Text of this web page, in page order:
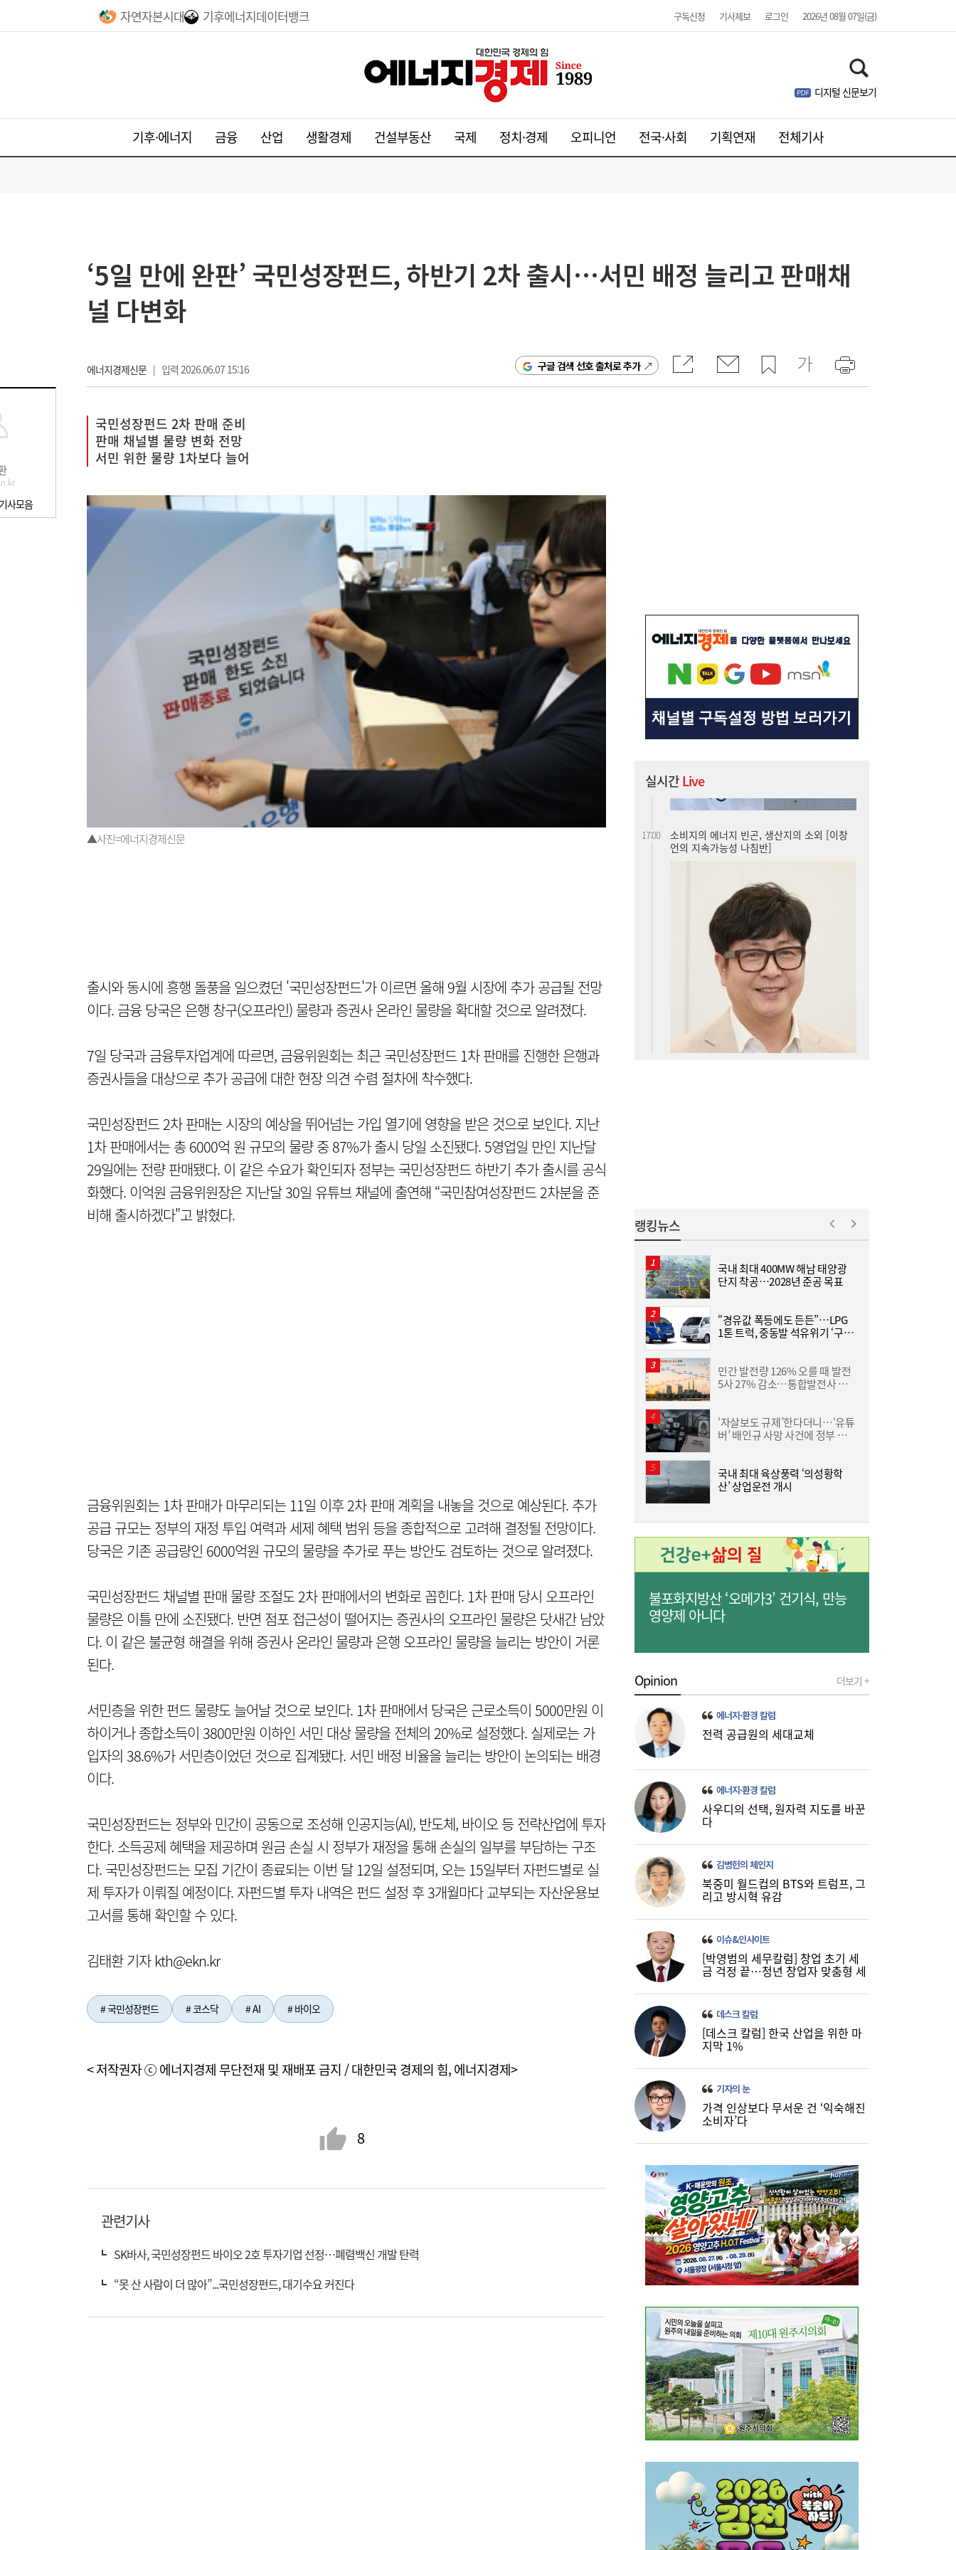
자연자본시대 기후에너지데이터뱅크 구독신청 기사제보 로그인 2026년 08월 07일(금)
디지털 신문보기
기후·에너지 금융 산업 생활경제 건설부동산 국제 정치·경제 오피니언 전국·사회 기획연재 전체기사
사모음
‘5일 만에 완판’ 국민성장펀드, 하반기 2차 출시…서민 배정 늘리고 판매채
널 다변화
에너지경제신문| 입력 2026.06.07 15:16 구글 검색 선호 출처로 추가
국민성장펀드 2차 판매 준비
판매 채널별 물량 변화 전망
서민 위한 물량 1차보다 늘어
▲사진=에너지경제신문
출시와 동시에 흥행 돌풍을 일으켰던 '국민성장펀드'가 이르면 올해 9월 시장에 추가 공급될 전망
이다. 금융 당국은 은행 창구(오프라인) 물량과 증권사 온라인 물량을 확대할 것으로 알려졌다.
7일 당국과 금융투자업계에 따르면, 금융위원회는 최근 국민성장펀드 1차 판매를 진행한 은행과
증권사들을 대상으로 추가 공급에 대한 현장 의견 수렴 절차에 착수했다.
국민성장펀드 2차 판매는 시장의 예상을 뛰어넘는 가입 열기에 영향을 받은 것으로 보인다. 지난
1차 판매에서는 총 6000억 원 규모의 물량 중 87%가 출시 당일 소진됐다. 5영업일 만인 지난달
29일에는 전량 판매됐다. 이 같은 수요가 확인되자 정부는 국민성장펀드 하반기 추가 출시를 공식
화했다. 이억원 금융위원장은 지난달 30일 유튜브 채널에 출연해 “국민참여성장펀드 2차분을 준
비해 출시하겠다"고 밝혔다.
금융위원회는 1차 판매가 마무리되는 11일 이후 2차 판매 계획을 내놓을 것으로 예상된다. 추가
공급 규모는 정부의 재정 투입 여력과 세제 혜택 범위 등을 종합적으로 고려해 결정될 전망이다.
당국은 기존 공급량인 6000억원 규모의 물량을 추가로 푸는 방안도 검토하는 것으로 알려졌다.
국민성장펀드 채널별 판매 물량 조절도 2차 판매에서의 변화로 꼽힌다. 1차 판매 당시 오프라인
물량은 이틀 만에 소진됐다. 반면 점포 접근성이 떨어지는 증권사의 오프라인 물량은 닷새간 남았
다. 이 같은 불균형 해결을 위해 증권사 온라인 물량과 은행 오프라인 물량을 늘리는 방안이 거론
된다.
서민층을 위한 펀드 물량도 늘어날 것으로 보인다. 1차 판매에서 당국은 근로소득이 5000만원 이
하이거나 종합소득이 3800만원 이하인 서민 대상 물량을 전체의 20%로 설정했다. 실제로는 가
입자의 38.6%가 서민층이었던 것으로 집계됐다. 서민 배정 비율을 늘리는 방안이 논의되는 배경
이다.
국민성장펀드는 정부와 민간이 공동으로 조성해 인공지능(AI), 반도체, 바이오 등 전략산업에 투자
한다. 소득공제 혜택을 제공하며 원금 손실 시 정부가 재정을 통해 손실의 일부를 부담하는 구조
다. 국민성장펀드는 모집 기간이 종료되는 이번 달 12일 설정되며, 오는 15일부터 자펀드별로 실
제 투자가 이뤄질 예정이다. 자펀드별 투자 내역은 펀드 설정 후 3개월마다 교부되는 자산운용보
고서를 통해 확인할 수 있다.
김태환 기자 kth@ekn.kr
# 국민성장펀드 # 코스닥 # AI # 바이오
< 저작권자 ⓒ 에너지경제 무단전재 및 재배포 금지 / 대한민국 경제의 힘, 에너지경제>
8
관련기사
SK바사, 국민성장펀드 바이오 2호 투자기업 선정…폐렴백신 개발 탄력
“못 산 사람이 더 많아”...국민성장펀드, 대기수요 커진다
실시간Live
고 잡지 일간베스트 10위
“3조 던진 외국인, 3조 받은 개미”...삼전닉
스, 하루 새 ‘와르르’
소비지의 에너지 빈곤, 생산지의 소외 [이창
16:35
[여전사 풍향계] KB국민카드, ‘유스클럽 체크
카드’ 20만장 돌파外
16:32
[금융권 풍향계] 취약계층 금융 접근성↑...기
업은행, 비대면 햇살론 출시 外
16:26
미·중에 로봇 패권 안 뺏긴다…현대차, “‘글로
벌 로봇 파운드리’ 구축할 것”
16:21
코스피, 반도체 차익실현에 4%대 급락…코
스닥은 800선 지켜내[마감시황]
16:18
LH 사장, 주택공급 속도전 위해 “보상 임시
직, 정규직보다 더 많이 주겠다”
랭킹뉴스
국내 최대 400MW 해남 태양광
단지 착공…2028년 준공 목표
“경유값 폭등에도 든든”…LPG
1톤 트럭, 중동발 석유위기 ‘구원
민간 발전량 126% 오를 때 발전
5사 27% 감소…통합발전사 출
‘자살보도 규제’한다더니…‘유튜
버’ 배인규 사망 사건에 정부 대
국내 최대 육상풍력 ‘의성황학
산’ 상업운전 개시
불포화지방산 ‘오메가3’ 건기식, 만능
영양제 아니다
Opinion 더보기 +
에너지·환경 칼럼
전력 공급원의 세대교체
에너지·환경 칼럼
사우디의 선택, 원자력 지도를 바꾼
다
김병헌의 체인지
북중미 월드컵의 BTS와 트럼프, 그
리고 방시혁 유감
이슈&인사이트
[박영범의 세무칼럼] 창업 초기 세
금 걱정 끝…청년 창업자 맞춤형 세
데스크 칼럼
[데스크 칼럼] 한국 산업을 위한 마
지막 1%
기자의 눈
가격 인상보다 무서운 건 ‘익숙해진
소비자’다